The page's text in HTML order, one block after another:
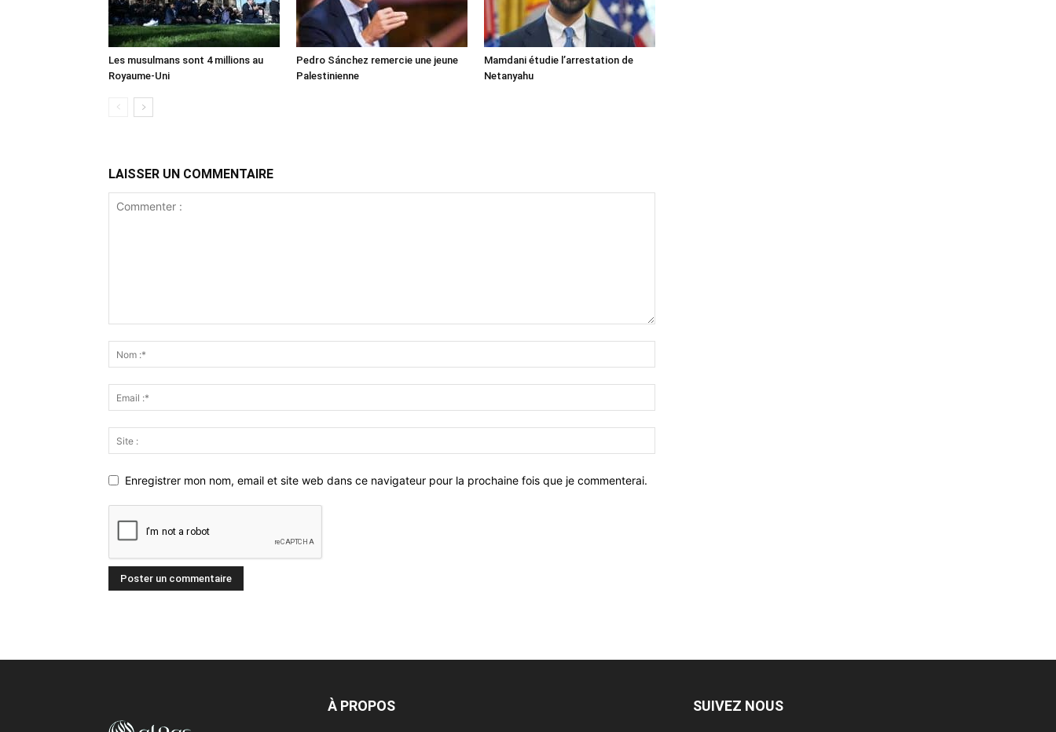
Les musulmans sont 4 millions au
Royaume-Uni
Pedro Sánchez remercie une jeune
Palestinienne
Mamdani étudie l’arrestation de
Netanyahu
LAISSER UN COMMENTAIRE
Enregistrer mon nom, email et site web dans ce navigateur pour la prochaine fois que je commenterai.
À PROPOS SUIVEZ NOUS